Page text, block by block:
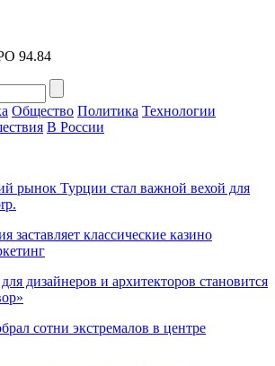
94.84
Общество Политика Технологии
В России
рынок Турции стал важной вехой для
заставляет классические казино
дизайнеров и архитекторов становится
сотни экстремалов в центре